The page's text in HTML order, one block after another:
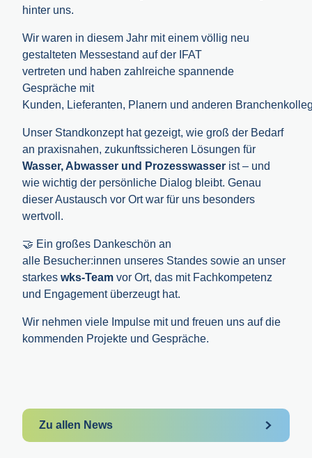
hinter uns.
Wir waren in diesem Jahr mit einem völlig neu
gestalteten Messestand auf der IFAT
vertreten und haben zahlreiche spannende
Gespräche mit
Kunden, Lieferanten, Planern und anderen
Unser Standkonzept hat gezeigt, wie groß der Bedarf
an praxisnahen, zukunftssicheren Lösungen für
Wasser, Abwasser und Prozesswasser ist – und
wie wichtig der persönliche Dialog bleibt. Genau
dieser Austausch vor Ort war für uns besonders
wertvoll.
🤝 Ein großes Dankeschön an
alle Besucher:innen unseres Standes sowie an unser
starkes wks-Team vor Ort, das mit Fachkompetenz
und Engagement überzeugt hat.
Wir nehmen viele Impulse mit und freuen uns auf die
kommenden Projekte und Gespräche.
Zu allen News